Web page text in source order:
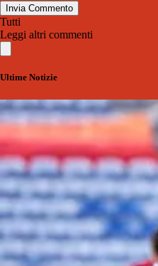
Invia Commento
Tutti
Leggi altri commenti
Ultime Notizie